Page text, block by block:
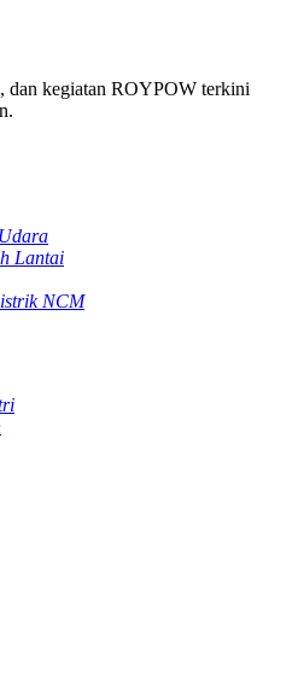
dan kegiatan ROYPOW terkini
Lantai
NCM